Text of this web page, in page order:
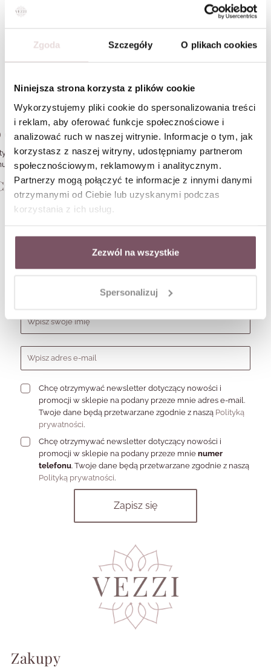
Zgoda Szczegóły O plikach cookies
Niniejsza strona korzysta z plików cookie
Wykorzystujemy pliki cookie do spersonalizowania treści
i reklam, aby oferować funkcje społecznościowe i
analizować ruch w naszej witrynie. Informacje o tym, jak
korzystasz z naszej witryny, udostępniamy partnerom
społecznościowym, reklamowym i analitycznym.
Partnerzy mogą połączyć te informacje z innymi danymi
otrzymanymi od Ciebie lub uzyskanymi podczas
korzystania z ich usług.
Zezwól na wszystkie
Spersonalizuj
Jak dobrać odpowiednią
biżuterię do swojego stylu?
Lekcje od projektantów, którzy
zmienili sposób myślenia
dodatkach
nie jest etykietą, którą wybierasz raz na zawsze. Nie
być wyłącznie minimalistką, romantyczką, boho girl,
klasyki albo trendsetterką. Jednego dnia chcesz
spokojnie i czysto, drugiego potrzebujesz koloru,
zakładasz perły do T-shirtu, a czwartego wybierasz
który coś Ci przypomina.
stylu?” warto zadać trochę inaczej: “Co chcę dziś
dalej
Czytaj
Zapisując się otrzymasz RABAT -10% W PREZENCIE NA
nowinek modowych.
Formularz zapisu do newslettera
Chcę otrzymywać newsletter dotyczący nowości i
promocji w sklepie na podany przeze mnie adres e-mail.
Twoje dane będą przetwarzane zgodnie z naszą Polityką
prywatności.
Chcę otrzymywać newsletter dotyczący nowości i
promocji w sklepie na podany przeze mnie numer
telefonu. Twoje dane będą przetwarzane zgodnie z naszą
Polityką prywatności.
Zakupy